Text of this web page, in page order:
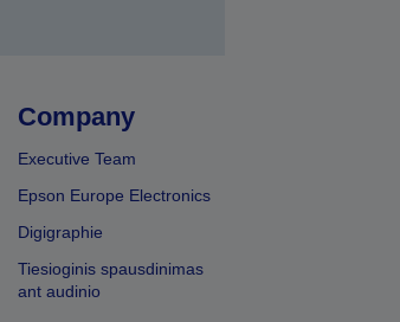
Company
Executive Team
Epson Europe Electronics
Digigraphie
Tiesioginis spausdinimas
ant audinio